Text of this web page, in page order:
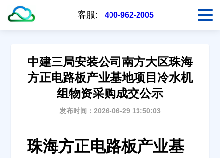
客服: 400-962-2005
中建三局安装公司南方大区珠海
方正电路板产业基地项目冷水机
组物资采购成交公示
发布时间：2026-06-29 13:50:03
珠海方正电路板产业基